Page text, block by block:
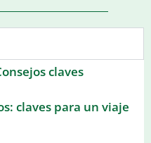
claves
claves para un viaje